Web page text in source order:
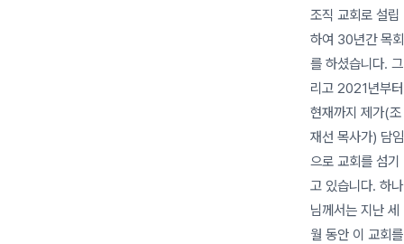
조직 교회로 설립
하여 30년간 목회
를 하셨습니다. 그
리고 2021년부터
현재까지 제가(조
재선 목사가) 담임
으로 교회를 섬기
고 있습니다. 하나
님께서는 지난 세
월 동안 이 교회를